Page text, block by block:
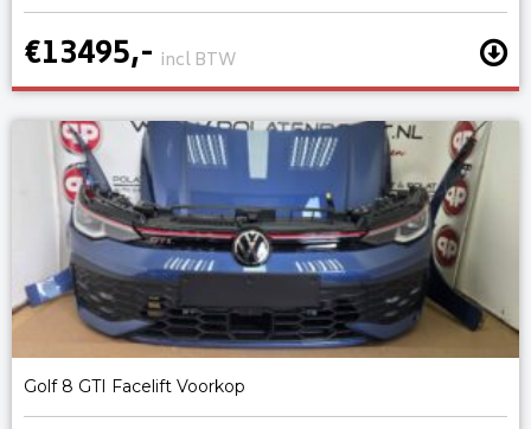
€13495,- incl BTW
Golf 8 GTI Facelift Voorkop